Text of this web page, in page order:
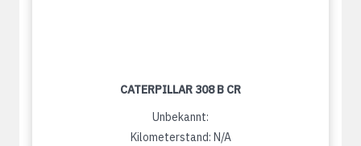
CATERPILLAR 308 B CR
Unbekannt:
Kilometerstand: N/A